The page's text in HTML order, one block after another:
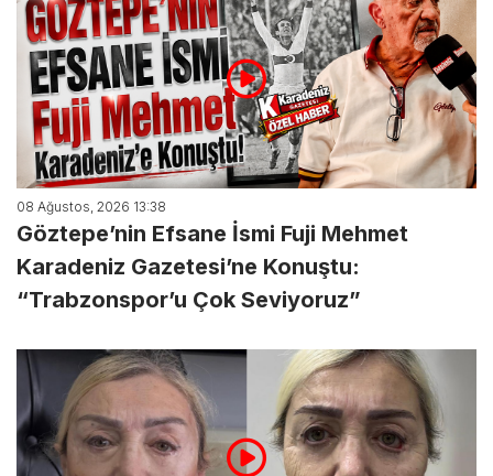
08 Ağustos, 2026 13:38
Göztepe’nin Efsane İsmi Fuji Mehmet
Karadeniz Gazetesi’ne Konuştu:
“Trabzonspor’u Çok Seviyoruz”